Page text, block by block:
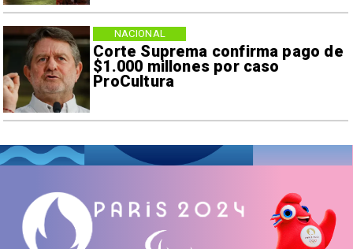
Corte Suprema confirma pago de
$1.000 millones por caso
ProCultura
NACIONAL